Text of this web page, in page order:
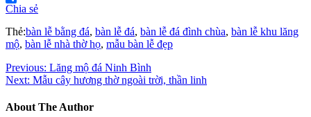
Chia sẻ
Thẻ:bàn lễ bằng đá, bàn lễ đá, bàn lễ đá đình chùa, bàn lễ khu lăng
mộ, bàn lễ nhà thờ họ, mẫu bàn lễ đẹp
Previous: Lăng mộ đá Ninh Bình
Next: Mẫu cây hương thờ ngoài trời, thần linh
About The Author